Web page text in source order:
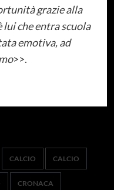
grazie alla
che entra scuola
emotiva, ad
>>.
CALCIO CALCIO
CRONACA